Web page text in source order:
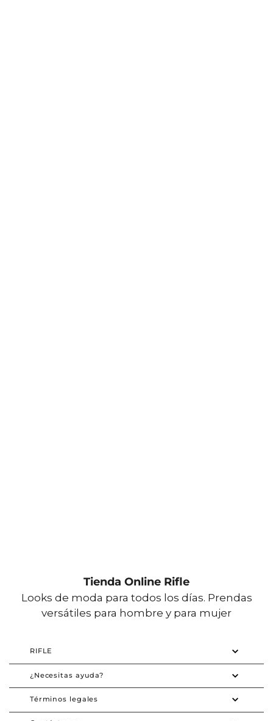
Tienda Online Rifle
Looks de moda para todos los días. Prendas
versátiles para hombre y para mujer
RIFLE
¿Necesitas ayuda?
Términos legales